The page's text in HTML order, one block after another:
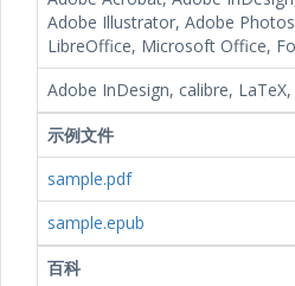
Adobe Illustrator, Adobe
LibreOffice, Microsoft Office,
Adobe InDesign, calibre,
示例文件
sample.pdf
sample.epub
百科